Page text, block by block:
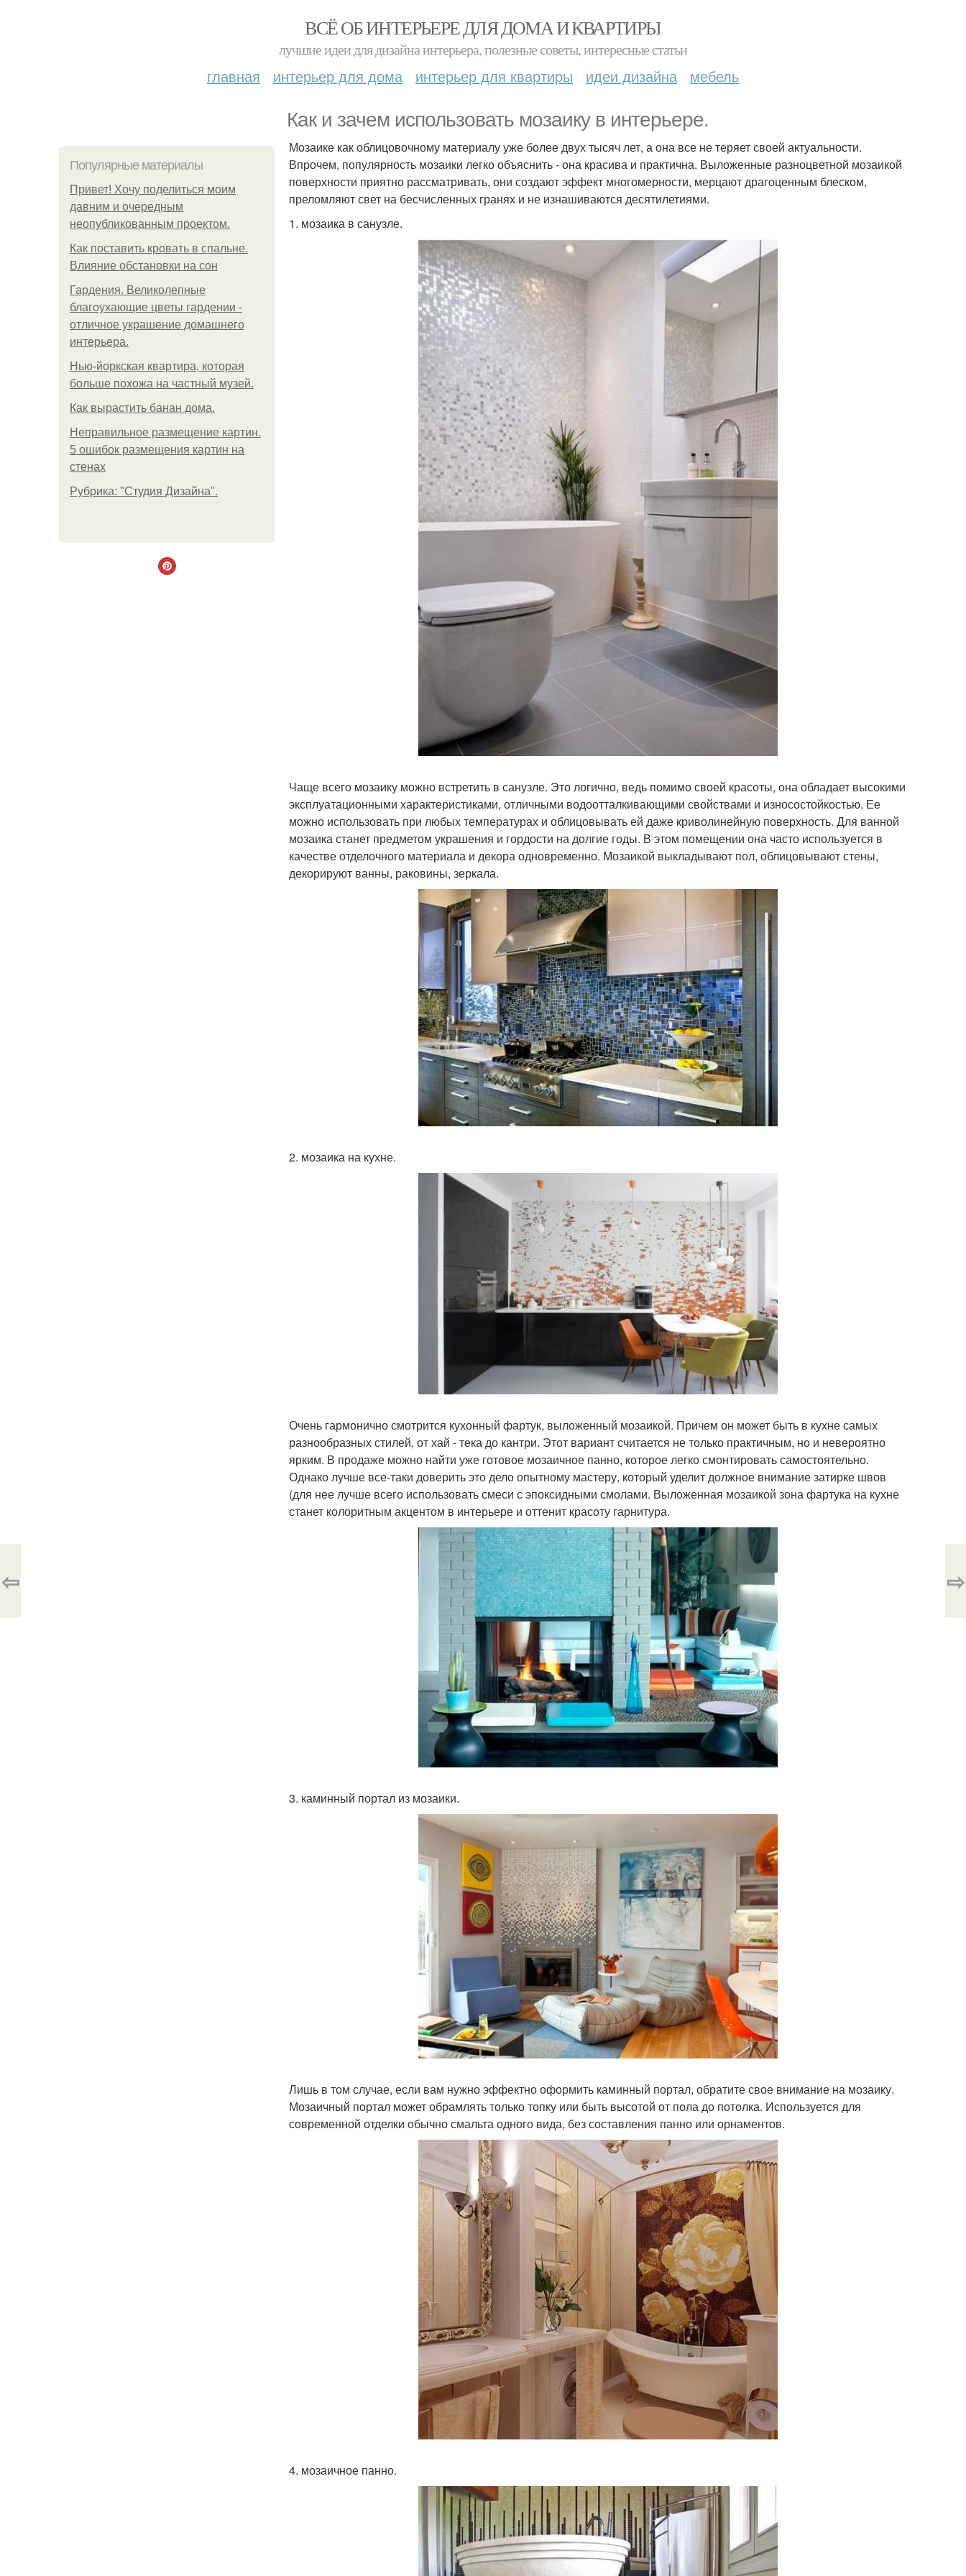
ВСЁ ОБ ИНТЕРЬЕРЕ ДЛЯ ДОМА И КВАРТИРЫ
лучшие идеи для дизайна интерьера, полезные советы, интересные статьи
главная интерьер для дома интерьер для квартиры идеи дизайна мебель
Как и зачем использовать мозаику в интерьере.
Популярные материалы
Привет! Хочу поделиться моим
давним и очередным
неопубликованным проектом.
Как поставить кровать в спальне.
Влияние обстановки на сон
Гардения. Великолепные
благоухающие цветы гардении -
отличное украшение домашнего
интерьера.
Нью-йоркская квартира, которая
больше похожа на частный музей.
Как вырастить банан дома.
Неправильное размещение картин.
5 ошибок размещения картин на
стенах
Рубрика: "Студия Дизайна".
Мозаике как облицовочному материалу уже более двух тысяч лет, а она все не теряет своей актуальности.
Впрочем, популярность мозаики легко объяснить - она красива и практична. Выложенные разноцветной мозаикой
поверхности приятно рассматривать, они создают эффект многомерности, мерцают драгоценным блеском,
преломляют свет на бесчисленных гранях и не изнашиваются десятилетиями.
1. мозаика в санузле.
Чаще всего мозаику можно встретить в санузле. Это логично, ведь помимо своей красоты, она обладает высокими
эксплуатационными характеристиками, отличными водоотталкивающими свойствами и износостойкостью. Ее
можно использовать при любых температурах и облицовывать ей даже криволинейную поверхность. Для ванной
мозаика станет предметом украшения и гордости на долгие годы. В этом помещении она часто используется в
качестве отделочного материала и декора одновременно. Мозаикой выкладывают пол, облицовывают стены,
декорируют ванны, раковины, зеркала.
2. мозаика на кухне.
Очень гармонично смотрится кухонный фартук, выложенный мозаикой. Причем он может быть в кухне самых
разнообразных стилей, от хай - тека до кантри. Этот вариант считается не только практичным, но и невероятно
ярким. В продаже можно найти уже готовое мозаичное панно, которое легко смонтировать самостоятельно.
Однако лучше все-таки доверить это дело опытному мастеру, который уделит должное внимание затирке швов
(для нее лучше всего использовать смеси с эпоксидными смолами. Выложенная мозаикой зона фартука на кухне
станет колоритным акцентом в интерьере и оттенит красоту гарнитура.
3. каминный портал из мозаики.
Лишь в том случае, если вам нужно эффектно оформить каминный портал, обратите свое внимание на мозаику.
Мозаичный портал может обрамлять только топку или быть высотой от пола до потолка. Используется для
современной отделки обычно смальта одного вида, без составления панно или орнаментов.
4. мозаичное панно.
⇦ ⇨